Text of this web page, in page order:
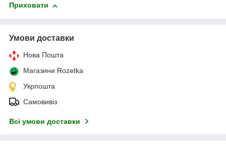
Приховати
Умови доставки
Нова Пошта
Магазини Rozetka
Укрпошта
Самовивіз
Всі умови доставки